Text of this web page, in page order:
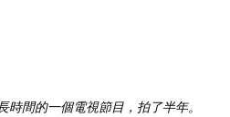
時間的一個電視節目，拍了半年。